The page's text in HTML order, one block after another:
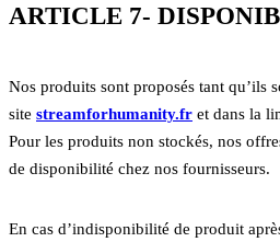
ARTICLE 7-
Nos produits sont proposés tant qu’ils
site streamforhumanity.fr et dans la
Pour les produits non stockés, nos
de disponibilité chez nos fournisseurs.
En cas d’indisponibilité de produit